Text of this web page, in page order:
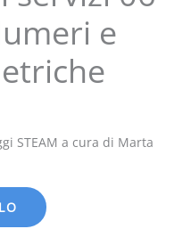
e
STEAM a cura di Marta